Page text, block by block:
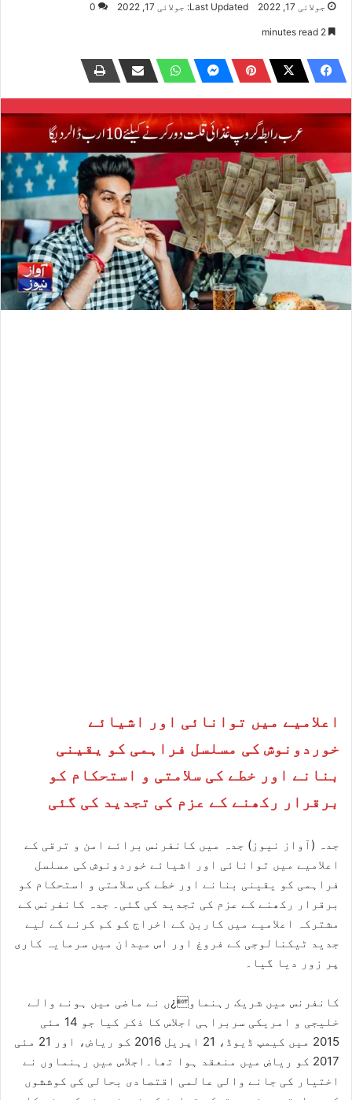
جولائی 17, 2022 Last Updated: جولائی 17, 2022 0
اعلامیے میں توانائی اور اشیائے
خوردونوش کی مسلسل فراہمی کو یقینی
بنانے اور خطے کی سلامتی و استحکام کو
برقرار رکھنے کے عزم کی تجدید کی گئی
جدہ (آواز نیوز) جدہ میں کانفرنس برائے امن و ترقی کے
اعلامیے میں توانائی اور اشیائے خوردونوش کی مسلسل
فراہمی کو یقینی بنانے اور خطے کی سلامتی و استحکام کو
برقرار رکھنے کے عزم کی تجدید کی گئی۔ جدہ کانفرنس کے
مشترکہ اعلامیے میں کاربن کے اخراج کو کم کرنے کے لیے
جدید ٹیکنالوجی کے فروغ اور اس میدان میں سرمایہ کاری
پر زور دیا گیا۔
کانفرنس میں شریک رہنماو¿ں نے ماضی میں ہونے والے
خلیجی و امریکی سربراہی اجلاس کا ذکر کیا جو 14 مئی
2015 میں کیمپ ڈیوڈ، 21 اپریل 2016 کو ریاض، اور 21 مئی
2017 کو ریاض میں منعقد ہوا تھا۔اجلاس میں رہنماوں نے
اختیار کی جانے والی عالمی اقتصادی بحالی کی کوششوں